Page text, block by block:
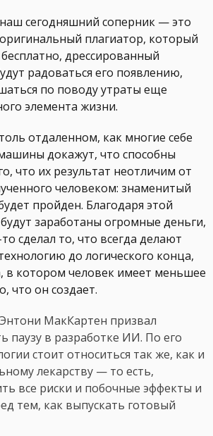
сегодняшний соперник — это
плагиатор, который
дрессированный
радоваться его появлению,
по поводу утраты еще
элемента жизни.
отдаленном, как многие себе
докажут, что способны
что их результат неотличим от
человеком: знаменитый
пройден. Благодаря этой
заработаны огромные деньги,
сделал то, что всегда делают
до логического конца,
в котором человек имеет меньшее
что он создает.
МакКартен призвал
паузу в разработке ИИ. По его
стоит относиться так же, как и
лекарству — то есть,
все риски и побочные эффекты и
тем, как выпускать готовый